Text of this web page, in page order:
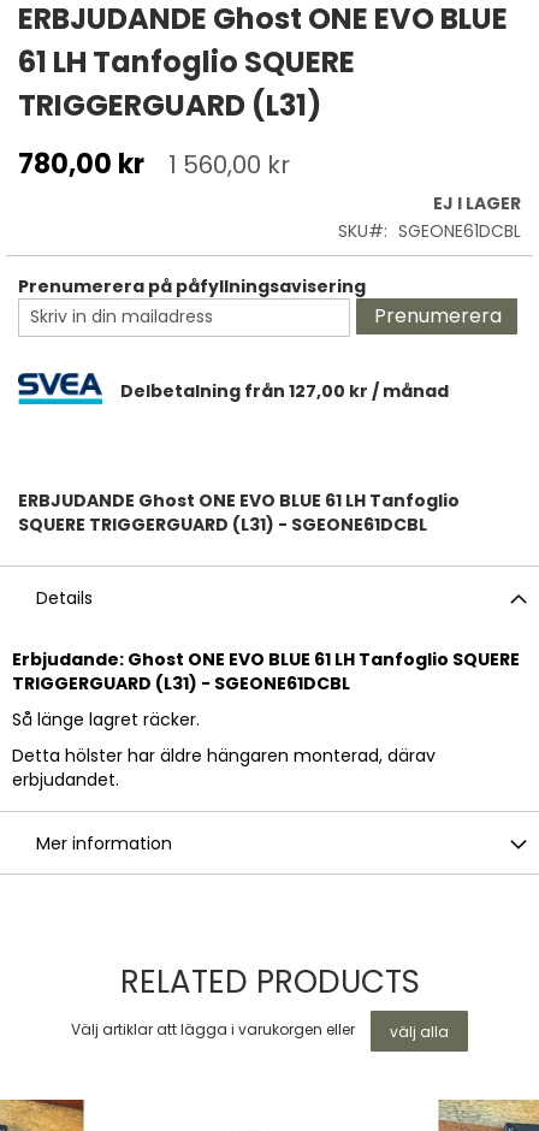
till
början
av
bildgalleriet
ERBJUDANDE Ghost ONE EVO BLUE
61 LH Tanfoglio SQUERE
TRIGGERGUARD (L31)
780,00 kr 1 560,00 kr
EJ I LAGER
SKU
SGEONE61DCBL
Prenumerera på påfyllningsavisering
Prenumerera
Delbetalning från 127,00 kr / månad
ERBJUDANDE Ghost ONE EVO BLUE 61 LH Tanfoglio
SQUERE TRIGGERGUARD (L31) - SGEONE61DCBL
Details
Erbjudande: Ghost ONE EVO BLUE 61 LH Tanfoglio SQUERE
TRIGGERGUARD (L31) - SGEONE61DCBL
Så länge lagret räcker.
Detta hölster har äldre hängaren monterad, därav
erbjudandet.
Mer information
RELATED PRODUCTS
Välj artiklar att lägga i varukorgen eller välj alla